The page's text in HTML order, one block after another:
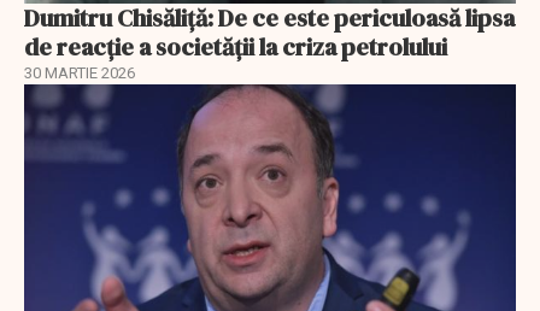
Dumitru Chisăliță: De ce este periculoasă lipsa
de reacție a societății la criza petrolului
30 MARTIE 2026